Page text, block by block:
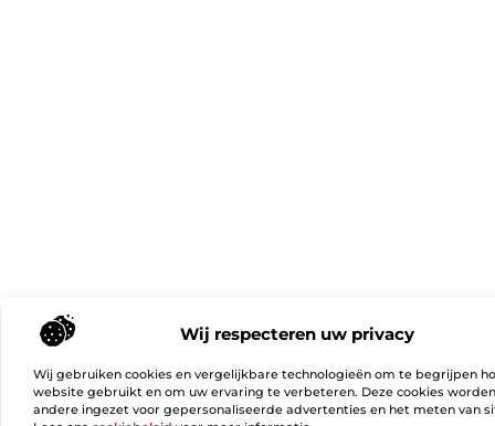
Wij respecteren uw privacy
Wij gebruiken cookies en vergelijkbare technologieën om te begrijpen
website gebruikt en om uw ervaring te verbeteren. Deze cookies
andere ingezet voor gepersonaliseerde advertenties en het meten van